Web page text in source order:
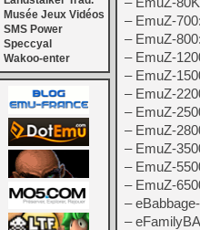
Musée Jeux Vidéos
SMS Power
Speccyal
Wakoo-enter
– EmuZ-
– EmuZ-
– EmuZ-
– EmuZ-
– EmuZ-
– EmuZ-
– EmuZ-
– EmuZ-
– EmuZ-
– EmuZ-
–
–